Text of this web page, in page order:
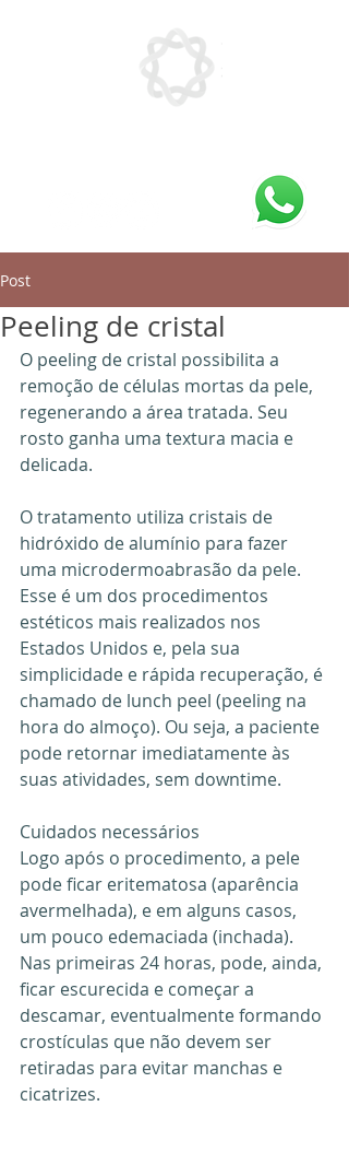
Post
Peeling de cristal
O peeling de cristal possibilita a
remoção de células mortas da pele,
regenerando a área tratada. Seu
rosto ganha uma textura macia e
delicada.
O tratamento utiliza cristais de
hidróxido de alumínio para fazer
uma microdermoabrasão da pele.
Esse é um dos procedimentos
estéticos mais realizados nos
Estados Unidos e, pela sua
simplicidade e rápida recuperação, é
chamado de lunch peel (peeling na
hora do almoço). Ou seja, a paciente
pode retornar imediatamente às
suas atividades, sem downtime.
Cuidados necessários
Logo após o procedimento, a pele
pode ficar eritematosa (aparência
avermelhada), e em alguns casos,
um pouco edemaciada (inchada).
Nas primeiras 24 horas, pode, ainda,
ficar escurecida e começar a
descamar, eventualmente formando
crostículas que não devem ser
retiradas para evitar manchas e
cicatrizes.